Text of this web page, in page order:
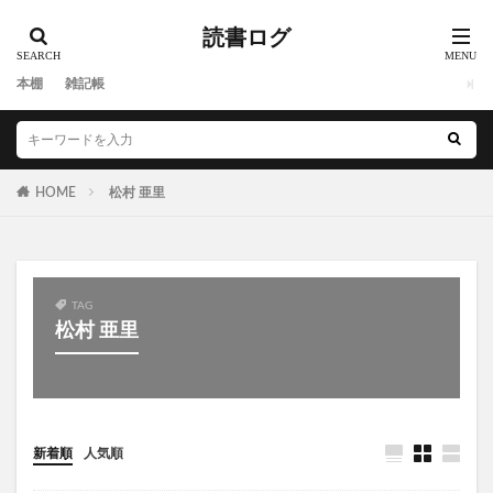
読書ログ
本棚 雑記帳
HOME 松村 亜里
TAG
松村 亜里
新着順 人気順